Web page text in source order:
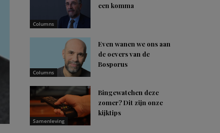
Columns
een komma
Columns
Even wanen we ons aan
de oevers van de
Bosporus
Samenleving
Bingewatchen deze
zomer? Dit zijn onze
kijktips